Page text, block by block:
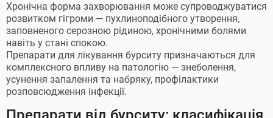
Хронічна форма захворювання може супроводжуватися
розвитком гігроми — пухлиноподібного утворення,
заповненого серозною рідиною, хронічними болями
навіть у стані спокою.
Препарати для лікування бурситу призначаються для
комплексного впливу на патологію — знеболення,
усунення запалення та набряку, профілактики
розповсюдження інфекції.